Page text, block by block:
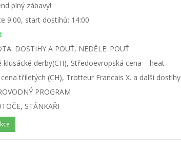
plný zábavy!
9:00, start dostihů: 14:00
DOSTIHY A POUŤ, NEDĚLE: POUŤ
klusácké derby(CH), Středoevropská cena – heat
tříletých (CH), Trotteur Francais X. a další dostihy
PROGRAM
STÁNKAŘI